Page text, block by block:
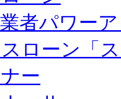
者パワー
ローン「
ー